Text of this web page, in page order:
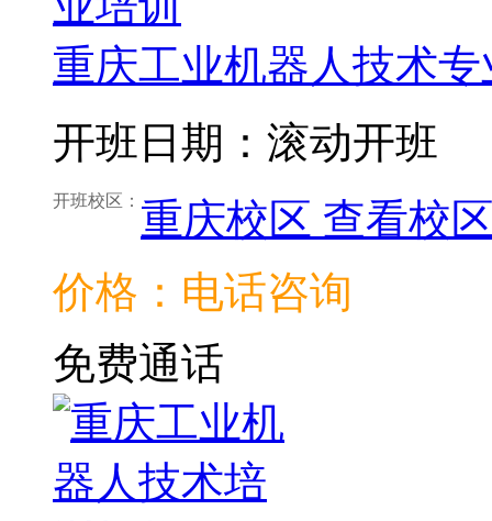
重庆工业机器人技术
开班日期：滚动开班
开班校区： 重庆校区 查看校
价格：电话咨询
免费通话